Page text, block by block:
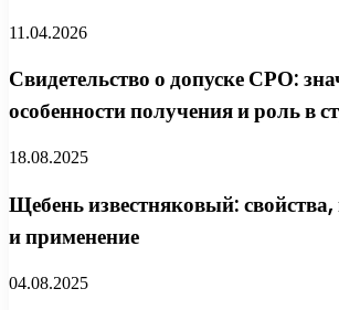
11.04.2026
Свидетельство о допуске СРО:
особенности получения и роль в
18.08.2025
Щебень известняковый:
и применение
04.08.2025